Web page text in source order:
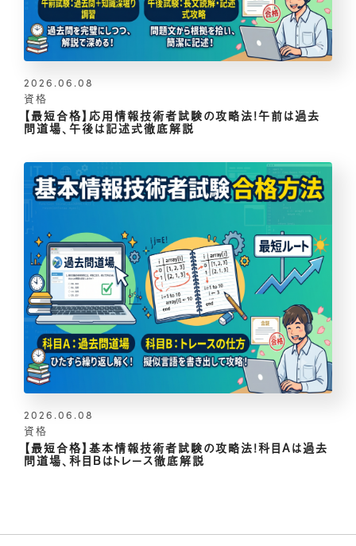
2026.06.08
資格
【最短合格】応用情報技術者試験の攻略法！午前は過去
問道場、午後は記述式徹底解説
2026.06.08
資格
【最短合格】基本情報技術者試験の攻略法！科目Aは過去
問道場、科目Bはトレース徹底解説